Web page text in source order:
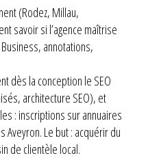
(Rodez, Millau,
savoir si l’agence maîtrise
annotations,
dès la conception le SEO
architecture SEO), et
: inscriptions sur annuaires
Aveyron. Le but : acquérir du
de clientèle local.